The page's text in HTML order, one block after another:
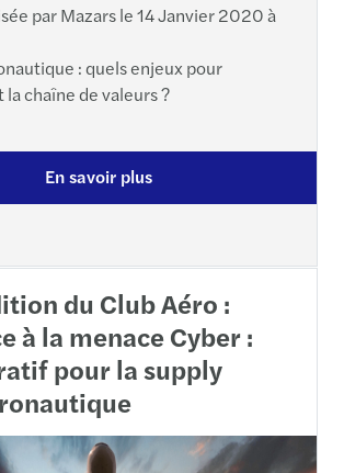
par Mazars le 14 Janvier 2020 à
: quels enjeux pour
la chaîne de valeurs ?
En savoir plus
du Club Aéro :
à la menace Cyber :
pour la supply